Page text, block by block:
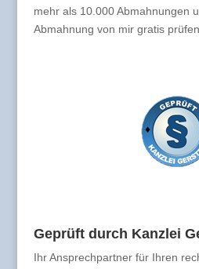
mehr als 10.000 Abmahnungen
Abmahnung von mir gratis prüfen.
Geprüft durch Kanzlei
Ihr Ansprechpartner für Ihren